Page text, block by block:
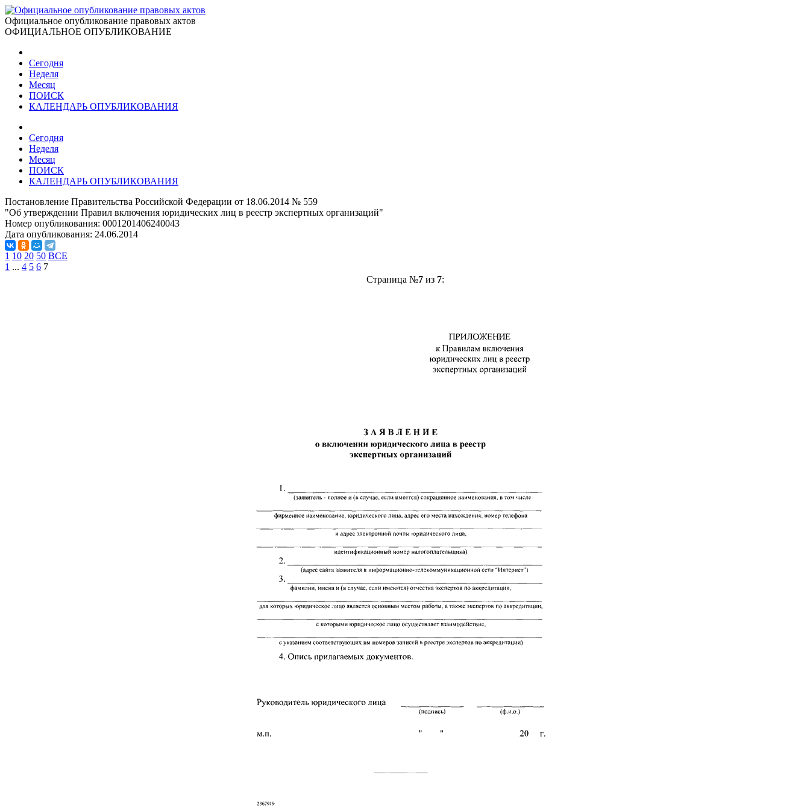
Официальное опубликование правовых актов
ОФИЦИАЛЬНОЕ ОПУБЛИКОВАНИЕ
Сегодня
Неделя
Месяц
ПОИСК
КАЛЕНДАРЬ ОПУБЛИКОВАНИЯ
Сегодня
Неделя
Месяц
ПОИСК
КАЛЕНДАРЬ ОПУБЛИКОВАНИЯ
Постановление Правительства Российской Федерации от 18.06.2014 № 559
"Об утверждении Правил включения юридических лиц в реестр экспертных организаций"
Номер опубликования: 0001201406240043
Дата опубликования: 24.06.2014
1 10 20 50 ВСЕ
1 ... 4 5 6 7
Страница №7из 7: